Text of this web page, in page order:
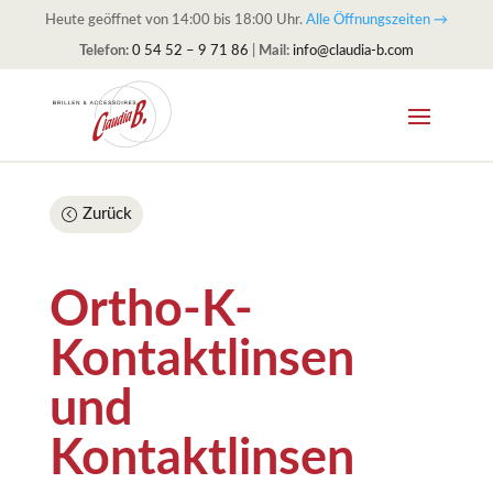
Heute geöffnet von 14:00 bis 18:00 Uhr. Alle Öffnungszeiten →
Telefon: 0 54 52 – 9 71 86 Mail: info@claudia-b.com
Zurück
Ortho-K-
Kontaktlinsen
und
Kontaktlinsen